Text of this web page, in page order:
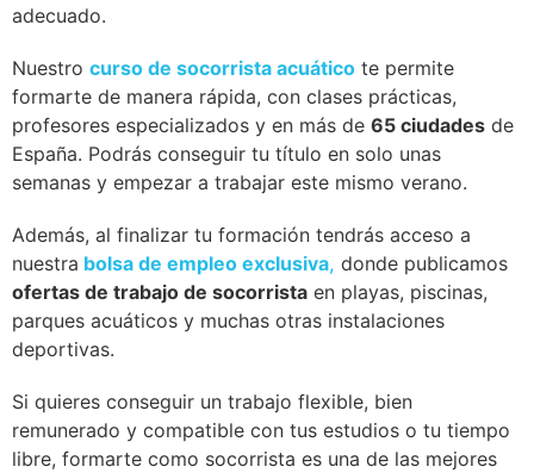
adecuado.
Nuestro curso de socorrista acuático te permite
formarte de manera rápida, con clases prácticas,
profesores especializados y en más de 65 ciudades de
España. Podrás conseguir tu título en solo unas
semanas y empezar a trabajar este mismo verano.
Además, al finalizar tu formación tendrás acceso a
nuestra bolsa de empleo exclusiva, donde publicamos
ofertas de trabajo de socorrista en playas, piscinas,
parques acuáticos y muchas otras instalaciones
deportivas.
Si quieres conseguir un trabajo flexible, bien
remunerado y compatible con tus estudios o tu tiempo
libre, formarte como socorrista es una de las mejores